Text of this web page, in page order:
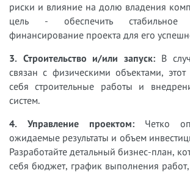
риски и влияние на долю владения
цель - обеспечить стабильное
финансирование проекта для его
3. Строительство и/или запуск: В
связан с физическими объектами,
себя строительные работы и
систем.
4. Управление проектом: Четко
ожидаемые результаты и объем
Разработайте детальный бизнес-план,
себя бюджет, график выполнения